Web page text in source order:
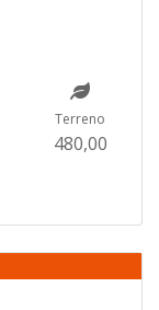
Terreno
480,00
Venda